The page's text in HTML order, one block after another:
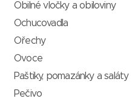
Obilné vločky a obiloviny
Ochucovadla
Ořechy
Ovoce
Paštiky, pomazánky a saláty
Pečivo